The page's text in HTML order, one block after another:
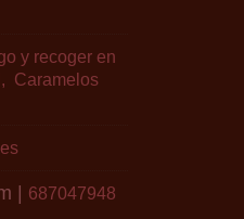
y recoger en
Caramelos
| 687047948